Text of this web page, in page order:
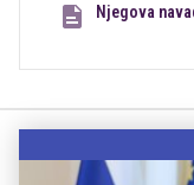
Njegova